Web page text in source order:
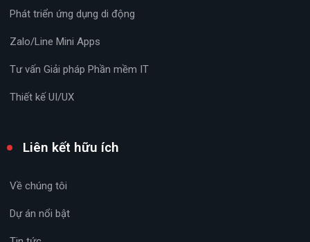
Phát triển ứng dụng di động
Zalo/Line Mini Apps
Tư vấn Giải pháp Phần mềm IT
Thiết kế UI/UX
Liên kết hữu ích
Về chúng tôi
Dự án nổi bật